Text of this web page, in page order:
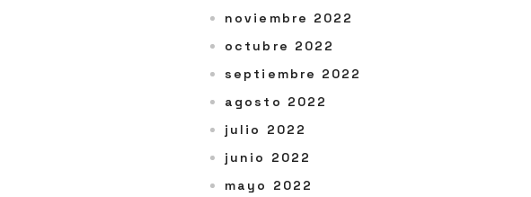
noviembre 2022
octubre 2022
septiembre 2022
agosto 2022
julio 2022
junio 2022
mayo 2022